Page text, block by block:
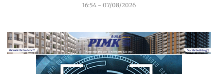
16:54 - 07/08/2026